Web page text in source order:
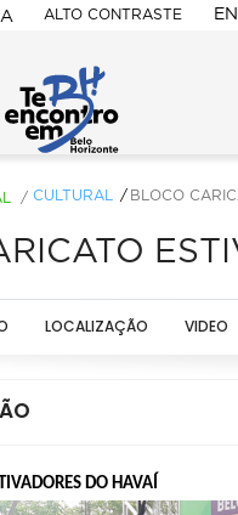
A ALTO CONTRASTE EN
/ CULTURAL BLOCO
LOCALIZAÇÃO VIDEO
DO HAVAÍ